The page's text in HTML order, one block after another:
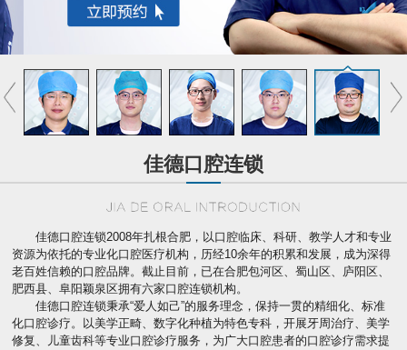
佳德口腔连锁
佳德口腔连锁2008年扎根合肥，以口腔临床、科研、教学人才和专业
资源为依托的专业化口腔医疗机构，历经10余年的积累和发展，成为深得
老百姓信赖的口腔品牌。截止目前，已在合肥包河区、蜀山区、庐阳区、
肥西县、阜阳颖泉区拥有六家口腔连锁机构。
佳德口腔连锁秉承“爱人如己”的服务理念，保持一贯的精细化、标准
化口腔诊疗。以美学正畸、数字化种植为特色专科，开展牙周治疗、美学
修复、儿童齿科等专业口腔诊疗服务，为广大口腔患者的口腔诊疗需求提